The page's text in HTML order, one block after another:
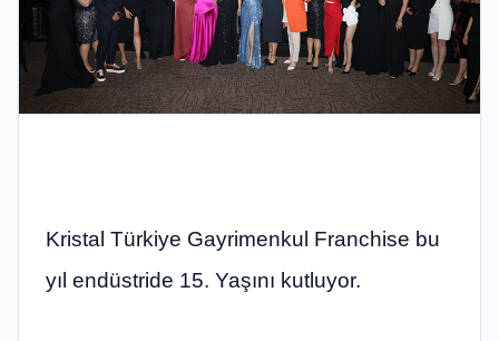
Kristal Türkiye Gayrimenkul Franchise bu
yıl endüstride 15. Yaşını kutluyor.